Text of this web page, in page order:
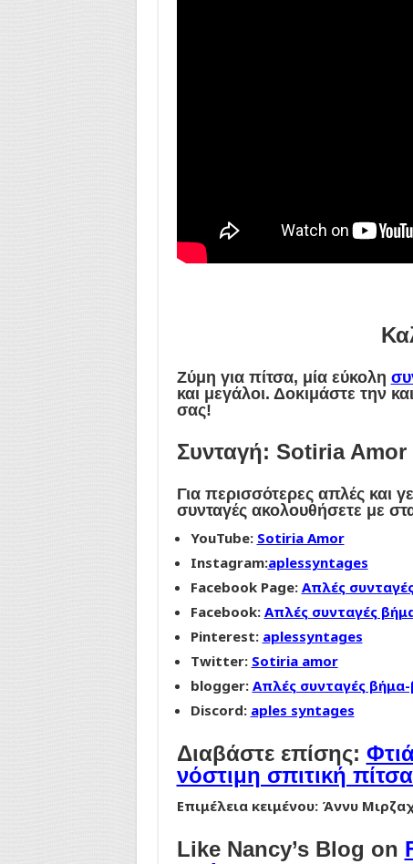
Ζύμη για πίτσα, μία εύκολη
και μεγάλοι. Δοκιμάστε την
σας!
Συνταγή: Sotiria Amor
Για περισσότερες απλές και
συνταγές ακολουθήσετε με
YouTube: Sotiria Amor
Instagram:aplessyntages
Facebook Page: Απλές
Facebook: Απλές συνταγές
Pinterest: aplessyntages
Twitter: Sotiria amor
blogger: Απλές συνταγές
Discord: aples syntages
Διαβάστε επίσης:
νόστιμη σπιτική
Επιμέλεια κειμένου: Άννυ
Like Nancy’s Blog on